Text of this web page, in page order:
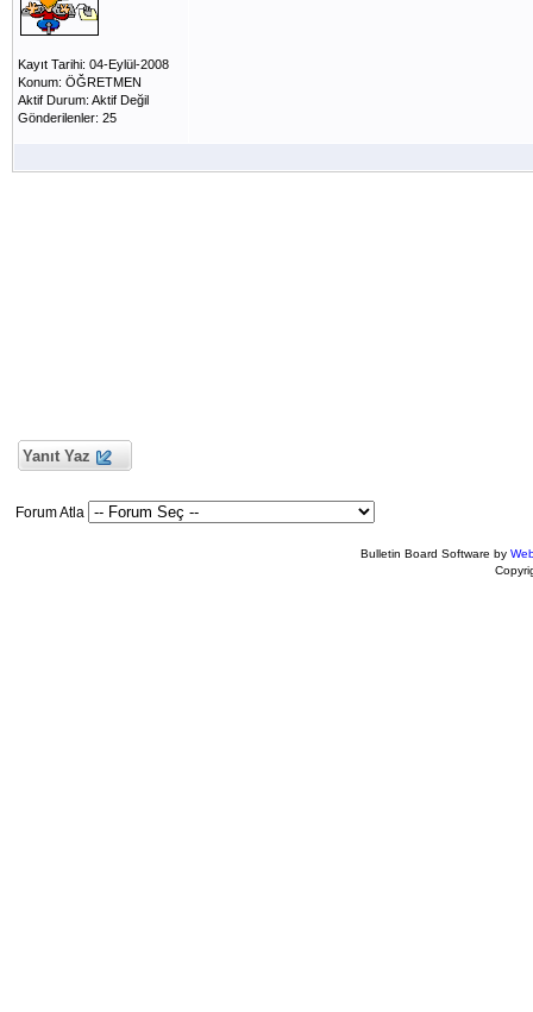
Kayıt Tarihi: 04-Eylül-2008
Konum: ÖĞRETMEN
Aktif Durum: Aktif Değil
Gönderilenler: 25
Yanıt Yaz
Forum Atla
Bulletin Board Software by